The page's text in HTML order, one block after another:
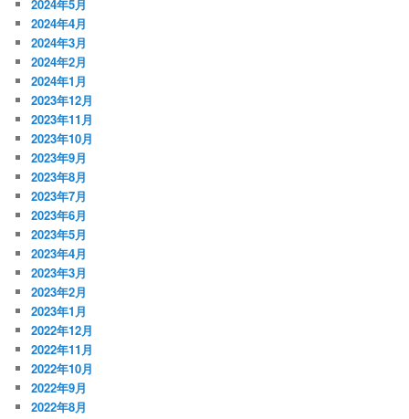
2024年5月
2024年4月
2024年3月
2024年2月
2024年1月
2023年12月
2023年11月
2023年10月
2023年9月
2023年8月
2023年7月
2023年6月
2023年5月
2023年4月
2023年3月
2023年2月
2023年1月
2022年12月
2022年11月
2022年10月
2022年9月
2022年8月